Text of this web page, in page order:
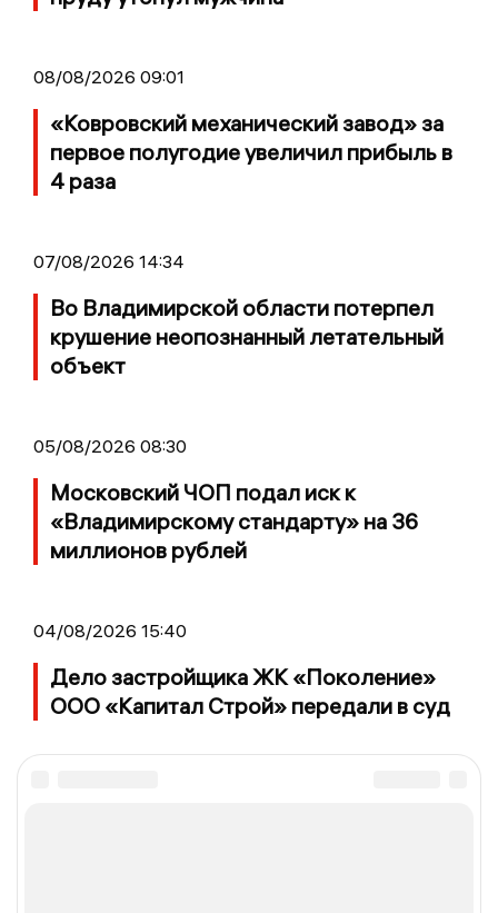
08/08/2026 09:01
«Ковровский механический завод» за
первое полугодие увеличил прибыль в
4 раза
07/08/2026 14:34
Во Владимирской области потерпел
крушение неопознанный летательный
объект
05/08/2026 08:30
Московский ЧОП подал иск к
«Владимирскому стандарту» на 36
миллионов рублей
04/08/2026 15:40
Дело застройщика ЖК «Поколение»
ООО «Капитал Строй» передали в суд